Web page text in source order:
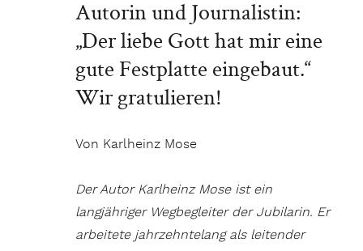
Autorin und Journalistin:
„Der liebe Gott hat mir eine
gute Festplatte eingebaut.“
Wir gratulieren!
Von Karlheinz Mose
Der Autor Karlheinz Mose ist ein
langjähriger Wegbegleiter der Jubilarin. Er
arbeitete jahrzehntelang als leitender